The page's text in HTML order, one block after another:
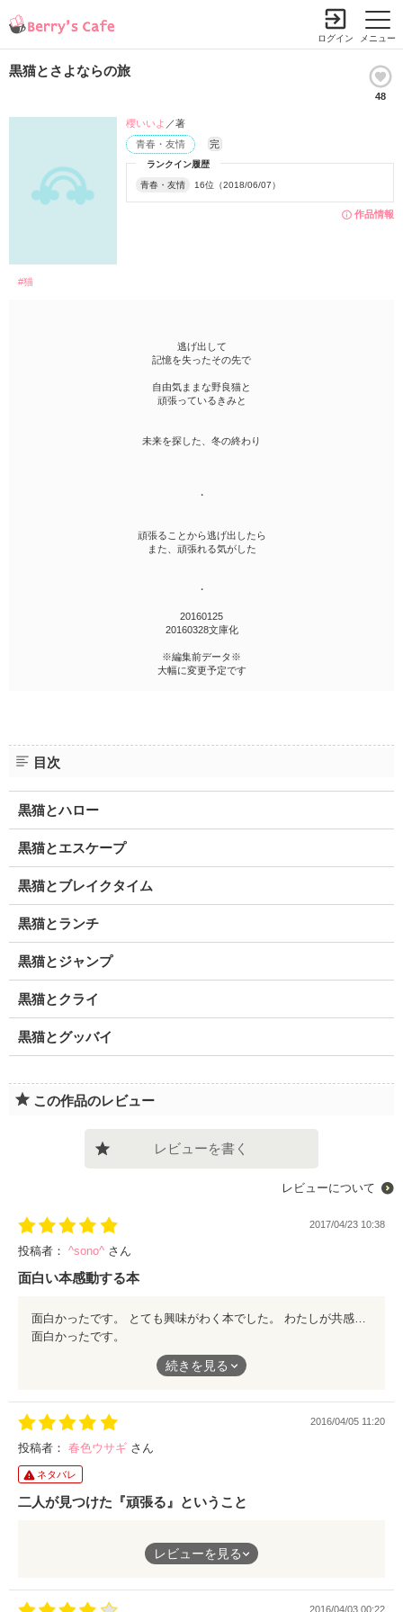
メニュー
ログイン
黒猫とさよならの旅
48
作品情報
ランクイン履歴
青春・友情 16位（2018/06/07）
青春・友情 完
櫻いいよ ／著
#猫
逃げ出して
記憶を失ったその先で
自由気ままな野良猫と
頑張っているきみと
未来を探した、冬の終わり
・
頑張ることから逃げ出したら
また、頑張れる気がした
・
20160125
20160328文庫化
※編集前データ※
大幅に変更予定です
目次
黒猫とハロー
黒猫とエスケープ
黒猫とブレイクタイム
黒猫とランチ
黒猫とジャンプ
黒猫とクライ
黒猫とグッバイ
この作品のレビュー
レビューを書く
レビューについて
2017/04/23 10:38
投稿者： ^sono^ さん
面白い本感動する本
面白かったです。 とても興味がわく本でした。 わたしが共感できるところが多々あり、主人公の気持ちがよくわかるなって思いました。頑張ったら疲れるだけでも頑張らないとなにも始まらない。 人間って大変ですね.*･ﾟ .ﾟ･*.
面白かったです。
とても興味がわく本でした。
わたしが共感できるところが多々あり、主人公の気持ちがよくわ
人間って大変ですね.*･ﾟ .ﾟ･*.
続きを見る
2016/04/05 11:20
投稿者： 春色ウサギ さん
ネタバレ
二人が見つけた『頑張る』ということ
主人公の茉莉ちゃんが私と重なる部分があり、どんどん作品に引
き込まれていきました。レビューを見る
2016/04/03 00:22